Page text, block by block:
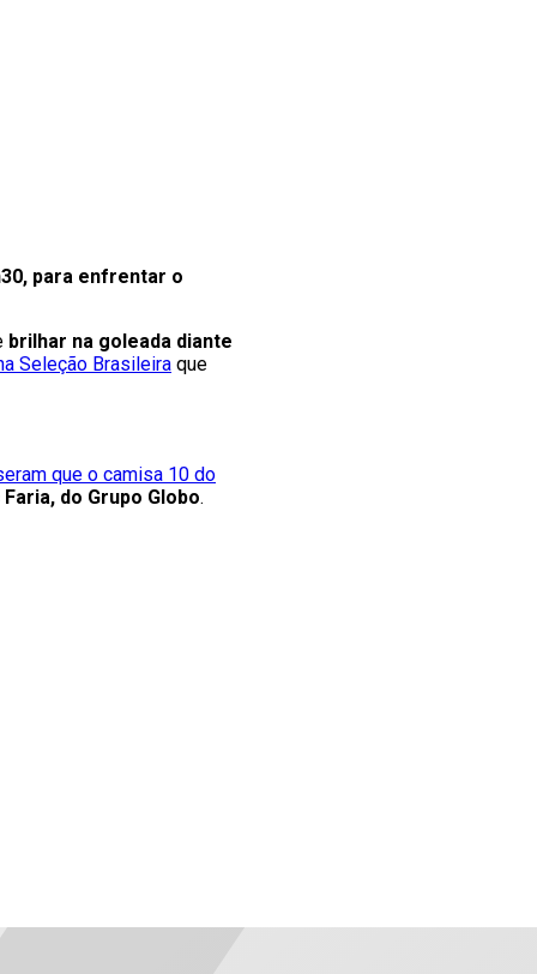
para enfrentar o
brilhar na goleada diante
Seleção Brasileira que
que o camisa 10 do
do Grupo Globo.